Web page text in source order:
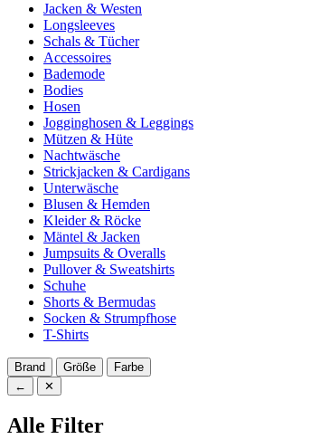
Jacken & Westen
Longsleeves
Schals & Tücher
Accessoires
Bademode
Bodies
Hosen
Jogginghosen & Leggings
Mützen & Hüte
Nachtwäsche
Strickjacken & Cardigans
Unterwäsche
Blusen & Hemden
Kleider & Röcke
Mäntel & Jacken
Jumpsuits & Overalls
Pullover & Sweatshirts
Schuhe
Shorts & Bermudas
Socken & Strumpfhose
T-Shirts
Brand Größe
Farbe
←
✕
Alle Filter